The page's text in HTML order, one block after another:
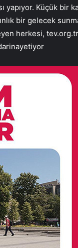
Küçük bir
bir gelecek
herkesi,